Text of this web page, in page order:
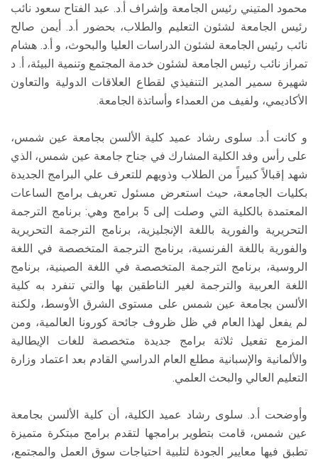
محمود المتيني رئيس الجامعة وإشراف أ.د. عبد الفتاح سعود نائب
رئيس الجامعة لشئون التعليم والطلاب، بحضور أ.د. أيمن صالح
نائب رئيس الجامعة لشئون الدراسات العليا والبحوث، و أ.د. هشام
تمراز نائب رئيس الجامعة لشئون خدمة المجتمع وتنمية البيئة، أ. د
شهيرة سمير المدير التنفيذي لقطاع العلاقات الدولية والتعاون
الأكاديمي، ولفيف من العمداء وأساتذة الجامعة.
و كانت أ.د. سلوى رشاد عميد كلية الألسن بجامعة عين شمس،
على رأس وفد الكلية المشارك في جناح جامعة عين شمس، الذي
شهد إقبالاً كبيراً من الطلاب وذويهم للتعرف علي البرامج الجديدة
بكليات الجامعة، حيث استعرض مسئول تعريف برامج الساعات
المعتمدة بالكلية التي وصلت إلى 5 برامج وهي: برنامج الترجمة
التحريرية والفورية باللغة الإنجليزية، برنامج الترجمة التحريرية
والفورية باللغة الفرنسية، برنامج الترجمة المتخصصة في اللغة
الروسية، برنامج الترجمة المتخصصة في اللغة الصينية، برنامج
اللغة العربية والترجمة لغير الناطقين بها والتي تنفرد به كلية
الألسن بجامعة عين شمس على مستوى الشرق الأوسط، ولكنة
لم يفعل لهذا العام في ظل ظروف جائحة كورونا العالمية، ومن
المزمع تفعيل ثلاثة برامج جديدة متخصصة للغات الإيطالية
والألمانية والإسبانية مطلع العام الدراسي القادم بعد اعتماد وزارة
التعليم العالي والبحث العلمي.
وأوضحت أ.د. سلوى رشاد عميد الكلية، أن كلية الألسن بجامعة
عين شمس، قامت بتطوير برامجها لتقدم برامج مبتكرة متميزة
تطبق فيها معايير الجودة لتلبية احتياجات سوق العمل والمجتمع،